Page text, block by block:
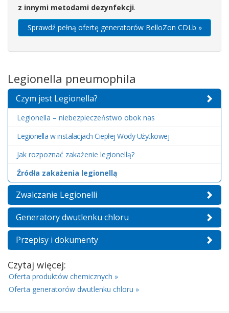
z innymi metodami dezynfekcji.
Sprawdź pełną ofertę generatorów BelloZon CDLb »
Legionella pneumophila
Czym jest Legionella?
Legionella – niebezpieczeństwo obok nas
Legionella w instalacjach Ciepłej Wody Użytkowej
Jak rozpoznać zakażenie legionellą?
Źródła zakażenia legionellą
Zwalczanie Legionelli
Generatory dwutlenku chloru
Przepisy i dokumenty
Czytaj więcej:
Oferta produktów chemicznych »
Oferta generatorów dwutlenku chloru »